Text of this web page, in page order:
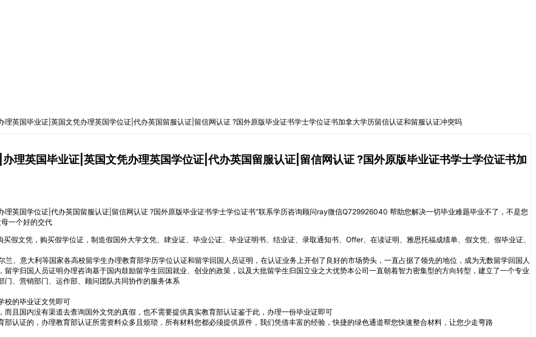
英国毕业证|英国文凭办理英国学位证|代办英国留服认证|留信网认证 ?国外原版毕业证书学士学位证书加拿大学历留信认证和留服认证冲突吗
理英国毕业证|英国文凭办理英国学位证|代办英国留服认证|留信网认证 ?国外原版毕业证书学士学位证书加
英国学位证|代办英国留服认证|留信网认证 ?国外原版毕业证书学士学位证书“联系学历咨询顾问ray微信Q729926040 帮助您解决一切毕业难题毕业不了，不是您
一个好的交代
假文凭，购买假学位证，制造假国外大学文凭、肆业证、毕业公证、毕业证明书、结业证、录取通知书、Offer、在读证明、雅思托福成绩单、假文凭、假毕业证、
、意大利等国家各高校留学生办理教育部学历学位认证和留学回国人员证明，在认证业务上开创了良好的市场势头，一直占据了领先的地位，成为无数留学回国人
学归国人员证明办理咨询基于国内鼓励留学生回国就业、创业的政策，以及大批留学生归国立业之大优势本公司一直朝着智力密集型的方向转型，建立了一个专业
、营销部门、运作部、顾问团队共同协作的服务体系
校的毕业证文凭即可
且国内没有渠道去查询国外文凭的真假，也不需要提供真实教育部认证鉴于此，办理一份毕业证即可
认证的，办理教育部认证所需资料众多且烦琐，所有材料您都必须提供原件，我们凭借丰富的经验，快捷的绿色通道帮您快速整合材料，让您少走弯路